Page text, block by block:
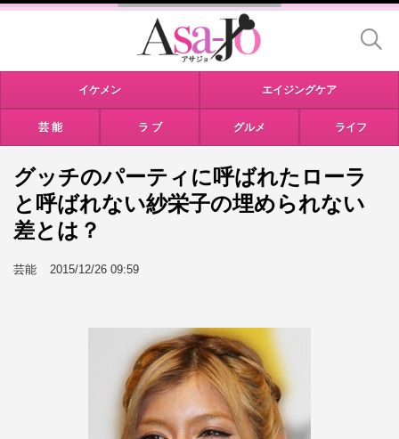
イケメン エイジングケア
芸 能 ラ ブ グルメ ライフ
グッチのパーティに呼ばれたローラ
と呼ばれない紗栄子の埋められない
差とは？
芸能 2015/12/26 09:59